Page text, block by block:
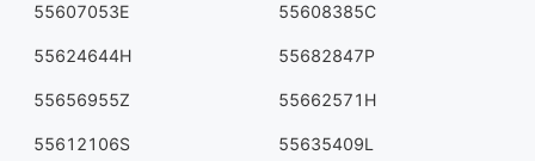
55607053E 55608385C
55624644H 55682847P
55656955Z 55662571H
55612106S 55635409L